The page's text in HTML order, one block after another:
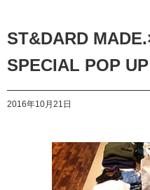
ST&DARD
SPECIAL POP
2016年10月21日